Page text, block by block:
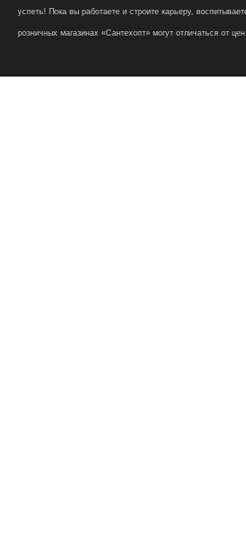
успеть! Пока вы работаете и строите карьеру,
розничных магазинах «Сантехопт» могут отличаться от